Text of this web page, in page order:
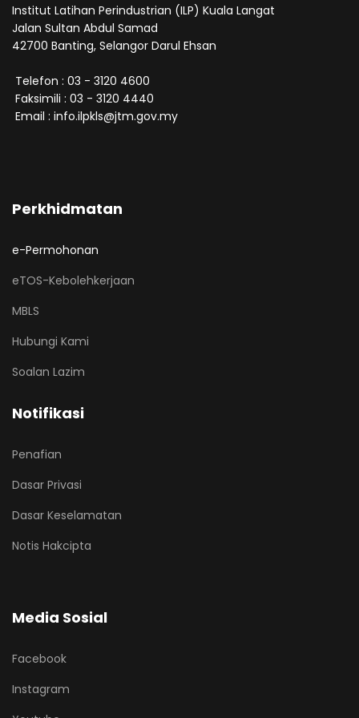
Institut Latihan Perindustrian (ILP) Kuala Langat
Jalan Sultan Abdul Samad
42700 Banting, Selangor Darul Ehsan
Telefon : 03 - 3120 4600
Faksimili : 03 - 3120 4440
Email : info.ilpkls@jtm.gov.my
Perkhidmatan
e-Permohonan
eTOS-Kebolehkerjaan
MBLS
Hubungi Kami
Soalan Lazim
Notifikasi
Penafian
Dasar Privasi
Dasar Keselamatan
Notis Hakcipta
Media Sosial
Facebook
Instagram